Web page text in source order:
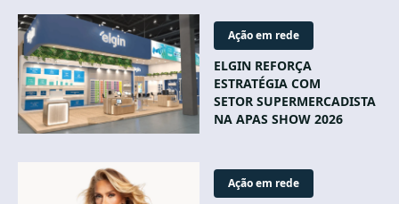
Ação em rede
ELGIN REFORÇA
ESTRATÉGIA COM
SETOR SUPERMERCADISTA
NA APAS SHOW 2026
Ação em rede